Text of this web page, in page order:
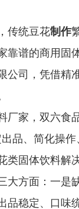
传统豆花制作
靠谱的商用固
公司，凭借精
厂家，双六食
品、简化操
类固体饮料解
大方面：一是
品稳定、口